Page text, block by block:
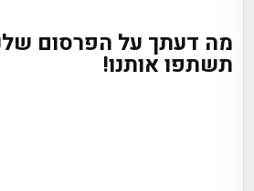
מה דעתך על הפרסום
תשתפו אותנו!